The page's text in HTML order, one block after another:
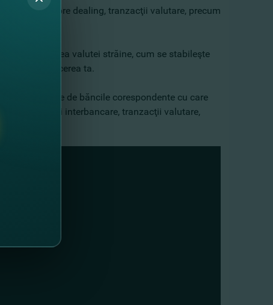
afla despre dealing, tranzacţii valutare, precum
şi vânzarea valutei străine, cum se stabileşte
pentru afacerea ta.
băncii ţine de băncile corespondente cu care
Decontări interbancare, tranzacţii valutare,